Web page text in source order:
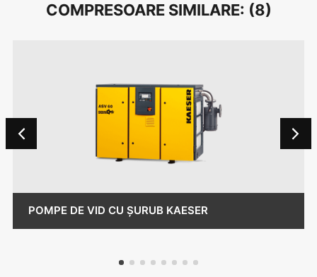
COMPRESOARE SIMILARE: (8)
POMPE DE VID CU ȘURUB KAESER
4 5 6 7 8